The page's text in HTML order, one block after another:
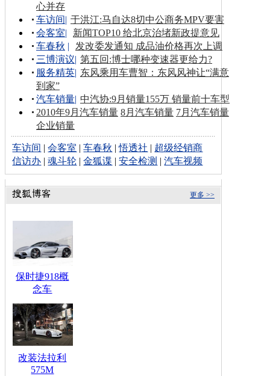
心并存
车访间| 于洪江:马自达8切中公商务MPV要害
会客室|
新闻TOP10 给北京治堵新政提意见
车春秋 |
发改委发通知 成品油价格再次上调
三博演议| 第五回:博士哪种变速器更给力?
服务精英| 东风乘用车曹智：东风风神让“满意
到家”
汽车销量| 中汽协:9月销量155万 销量前十车型
2010年9月汽车销量 8月汽车销量 7月汽车销量
企业销量
车访间 |会客室 |车春秋 |悟透社 | 超级经销商
信访办 |魂斗轮 |金狐谍 |安全检测 |汽车视频
更多 >>
保时捷918概
念车
改装法拉利
575M